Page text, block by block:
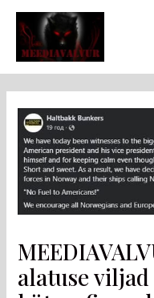
Skip
content
alatuse
Post
navigation